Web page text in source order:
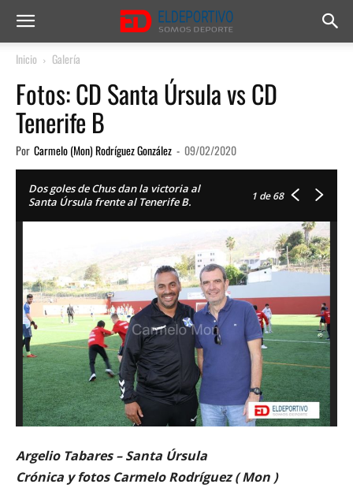
Inicio Galería
Fotos: CD Santa Úrsula vs CD
Tenerife B
Por Carmelo (Mon) Rodríguez González - 09/02/2020
Dos goles de Chus dan la victoria al
Santa Úrsula frente al Tenerife B.
1 de 68
Argelio Tabares – Santa Úrsula
Crónica y fotos Carmelo Rodríguez ( Mon )